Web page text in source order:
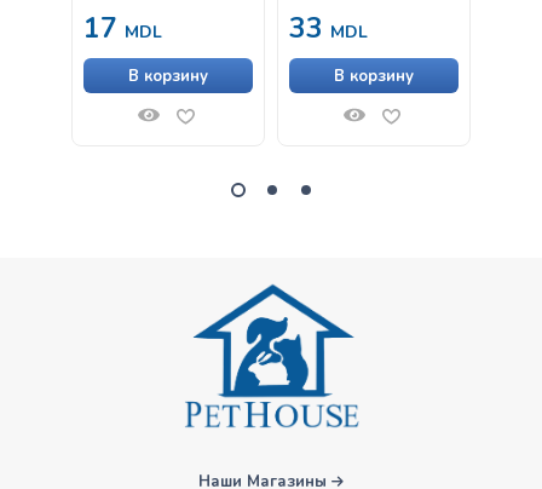
17 MDL
В корзину
33 MDL
В корзину
Наши Магазины